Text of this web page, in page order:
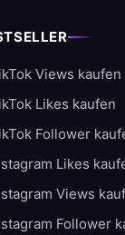
und
Views kaufen
Likes kaufen
Follower
Likes
Views
Follower